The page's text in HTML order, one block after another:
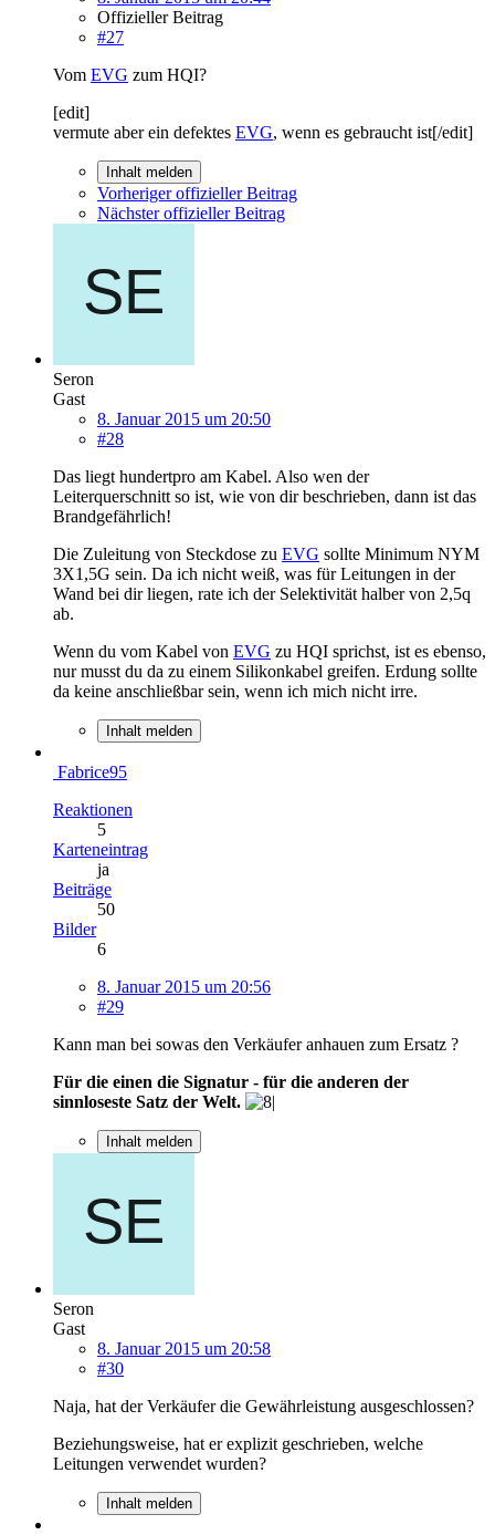
Offizieller Beitrag
#27
Vom EVG zum HQI?
[edit]
vermute aber ein defektes EVG, wenn es gebraucht ist[/edit]
Inhalt melden
Vorheriger offizieller Beitrag
Nächster offizieller Beitrag
Seron
Gast
8. Januar 2015 um 20:50
#28
Das liegt hundertpro am Kabel. Also wen der
Leiterquerschnitt so ist, wie von dir beschrieben, dann ist das
Brandgefährlich!
Die Zuleitung von Steckdose zu EVG sollte Minimum NYM
3X1,5G sein. Da ich nicht weiß, was für Leitungen in der
Wand bei dir liegen, rate ich der Selektivität halber von 2,5q
ab.
Wenn du vom Kabel von EVG zu HQI sprichst, ist es ebenso,
nur musst du da zu einem Silikonkabel greifen. Erdung sollte
da keine anschließbar sein, wenn ich mich nicht irre.
Inhalt melden
Fabrice95
Reaktionen
5
Karteneintrag
ja
Beiträge
50
Bilder
6
8. Januar 2015 um 20:56
#29
Kann man bei sowas den Verkäufer anhauen zum Ersatz ?
Für die einen die Signatur - für die anderen der
sinnloseste Satz der Welt.
Inhalt melden
Seron
Gast
8. Januar 2015 um 20:58
#30
Naja, hat der Verkäufer die Gewährleistung ausgeschlossen?
Beziehungsweise, hat er explizit geschrieben, welche
Leitungen verwendet wurden?
Inhalt melden